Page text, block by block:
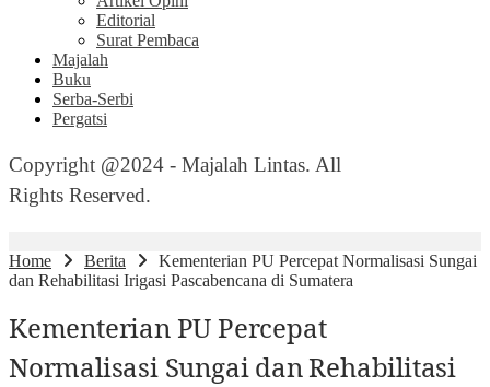
Editorial
Surat Pembaca
Majalah
Buku
Serba-Serbi
Pergatsi
Copyright @2024 - Majalah Lintas. All
Rights Reserved.
Home Berita
Kementerian PU Percepat Normalisasi Sungai
dan Rehabilitasi Irigasi Pascabencana di Sumatera
Kementerian PU Percepat
Normalisasi Sungai dan Rehabilitasi